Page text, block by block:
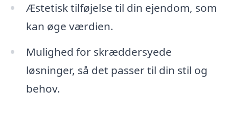
Æstetisk tilføjelse til din ejendom, som
kan øge værdien.
Mulighed for skræddersyede
løsninger, så det passer til din stil og
behov.